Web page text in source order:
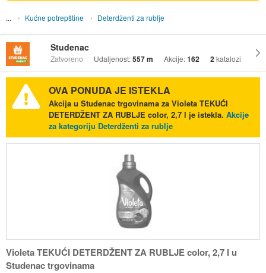
Kućne potrepštine Deterdženti za rublje
Studenac
Zatvoreno Udaljenost:557 m Akcije:162 2katalozi
OVA PONUDA JE ISTEKLA
Akcija u Studenac trgovinama za Violeta TEKUĆI
DETERDŽENT ZA RUBLJE color, 2,7 l je istekla. Akcije
za kategoriju Deterdženti za rublje
Violeta TEKUĆI DETERDŽENT ZA RUBLJE color, 2,7 l u
Studenac trgovinama